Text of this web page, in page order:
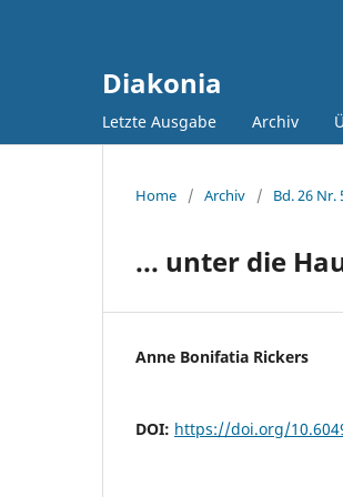
Diakonia
Letzte Ausgabe Archiv
Home / Archiv / Bd. 26 Nr.
... unter die
Anne Bonifatia Rickers
DOI: https://doi.org/